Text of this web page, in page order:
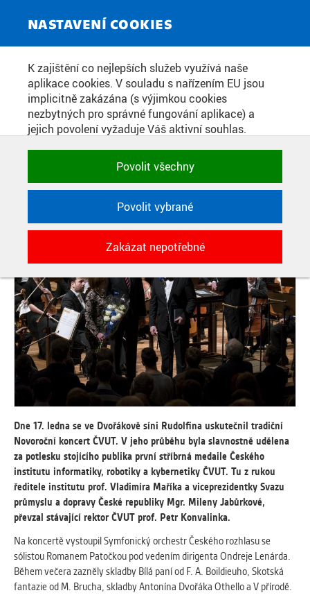
NASTAVENÍ COOKIES
K zajištění co nejlepších služeb využívá naše
aplikace cookies. V souladu s nařízením EU jsou
implicitně zakázána (s výjimkou cookies
nezbytných pro správné fungování aplikace) a
jejich povolení vyžaduje Váš aktivní souhlas.
zakázat, případně vybrat a povolit cookies podle
kategorie. Svoje rozhodnutí můžete samozřejmě
kdykoli změnit.
POTŘEBNÉ
Technické cookies využívané aplikacemi
ČVUT pro uchování jejich nastavení,
vlastností a identifikátorů relace. Jsou
nezbytné pro správné fungování a jsou
vždy aktivní.
ANALYTICKÉ
Slouží pro získávání anonymizovaných
statistických údajů, které nám pomáhají
vylepšovat naše aplikace. Zpravidla jde o
cookies systémů třetích stran, které k
těmto účelům využíváme.
MARKETINGOVÉ
Využívané za účelem zobrazení
správných nabídek a cílení obsahu podle
Vašich preferencí. Zpravidla jde o
cookies systémů třetích stran, které nám
s analýzou uživatelského chování
pomáhají.
Povolit všechny
Povolit vybrané
Zakázat nepotřebné
ZPRAVODAJSKÝ SERVIS
PRVNÍ MEDAILE CIIRC BYLA
PŘEDÁNA NA NOVOROČNÍM
KONCERTĚ ČVUT PROF. PETRU
KONVALINKOVI
Datum zveřejnění:23. 1. 2018
Dne 17. ledna se ve Dvořákově síni Rudolfina uskutečnil tradiční
Novoroční koncert ČVUT. V jeho průběhu byla slavnostně udělena
za potlesku stojícího publika první stříbrná medaile Českého
institutu informatiky, robotiky a kybernetiky ČVUT. Tu z rukou
ředitele institutu prof. Vladimíra Maříka a viceprezidentky Svazu
průmyslu a dopravy České republiky Mgr. Mileny Jabůrkové,
převzal stávající rektor ČVUT prof. Petr Konvalinka.
Na koncertě vystoupil Symfonický orchestr Českého rozhlasu se
sólistou Romanem Patočkou pod vedením dirigenta Ondreje Lenárda.
Během večera zazněly skladby Bílá paní od F. A. Boildieuho, Skotská
fantazie od M. Brucha, skladby Antonína Dvořáka Othello a V přírodě.